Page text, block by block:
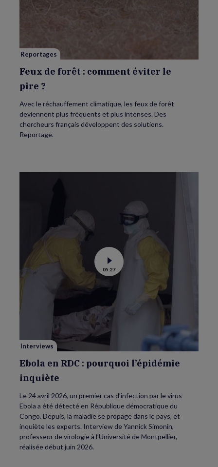
Reportages
Feux de forêt : comment éviter le
pire ?
Avec le réchauffement climatique, les feux de forêt
deviennent plus fréquents et plus intenses. Des
chercheurs français développent des solutions.
Reportage.
Voir
la
vidéo
Ebola
RDC
:
pourquoi
l’épidémie
05:27
Interviews
Ebola en RDC : pourquoi l’épidémie
inquiète
Le 24 avril 2026, un premier cas d’infection par le virus
Ebola a été détecté en République démocratique du
Congo. Depuis, la maladie se propage dans le pays, et
inquiète les experts. Interview de Yannick Simonin,
professeur de virologie à l’Université de Montpellier,
réalisée début juin 2026.